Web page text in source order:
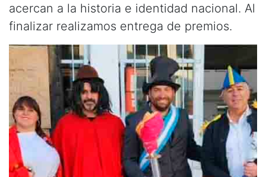
acercan a la historia e identidad nacional. Al
finalizar realizamos entrega de premios.